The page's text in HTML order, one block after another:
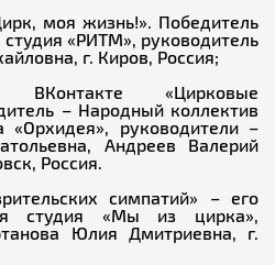
моя жизнь!». Победитель
«РИТМ», руководитель
г. Киров, Россия;
ВКонтакте «Цирковые
– Народный коллектив
«Орхидея», руководители –
Андреев Валерий
Россия.
симпатий» – его
студия «Мы из цирка»,
Юлия Дмитриевна, г.